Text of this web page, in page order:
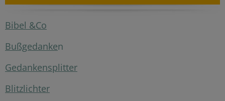
Bibel &Co
Bußgedanken
Gedankensplitter
Blitzlichter